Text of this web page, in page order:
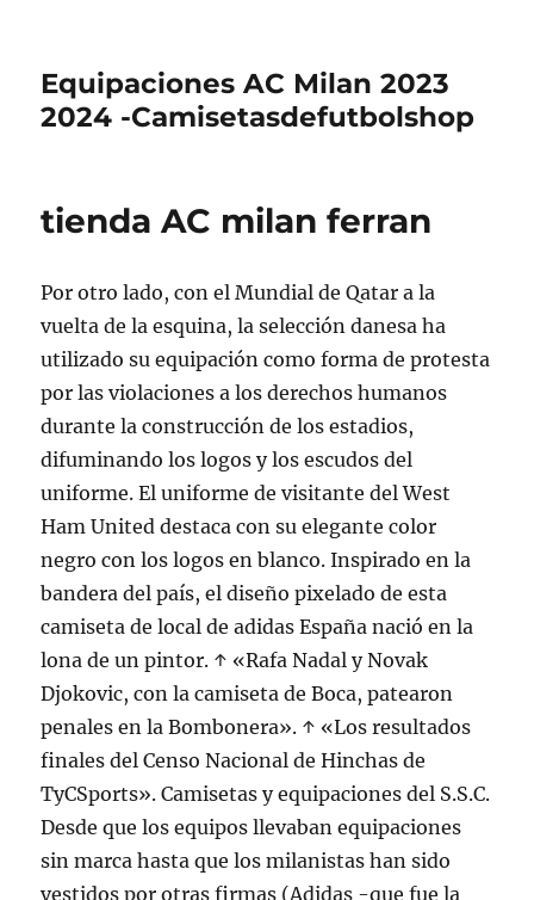
Equipaciones AC Milan 2023
2024 -Camisetasdefutbolshop
tienda AC milan ferran
Por otro lado, con el Mundial de Qatar a la
vuelta de la esquina, la selección danesa ha
utilizado su equipación como forma de protesta
por las violaciones a los derechos humanos
durante la construcción de los estadios,
difuminando los logos y los escudos del
uniforme. El uniforme de visitante del West
Ham United destaca con su elegante color
negro con los logos en blanco. Inspirado en la
bandera del país, el diseño pixelado de esta
camiseta de local de adidas España nació en la
lona de un pintor. ↑ «Rafa Nadal y Novak
Djokovic, con la camiseta de Boca, patearon
penales en la Bombonera». ↑ «Los resultados
finales del Censo Nacional de Hinchas de
TyCSports». Camisetas y equipaciones del S.S.C.
Desde que los equipos llevaban equipaciones
sin marca hasta que los milanistas han sido
vestidos por otras firmas (Adidas -que fue la